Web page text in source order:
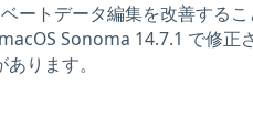
ートデータ編集を改善する
Sonoma 14.7.1 で修正
ります。